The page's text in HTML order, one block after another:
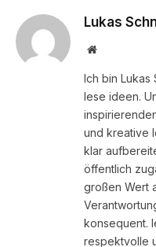
Lukas
Website
Ich bin
lese ideen.
und kreative
klar
öffentlich
großen Wert
konsequent.
respektvolle